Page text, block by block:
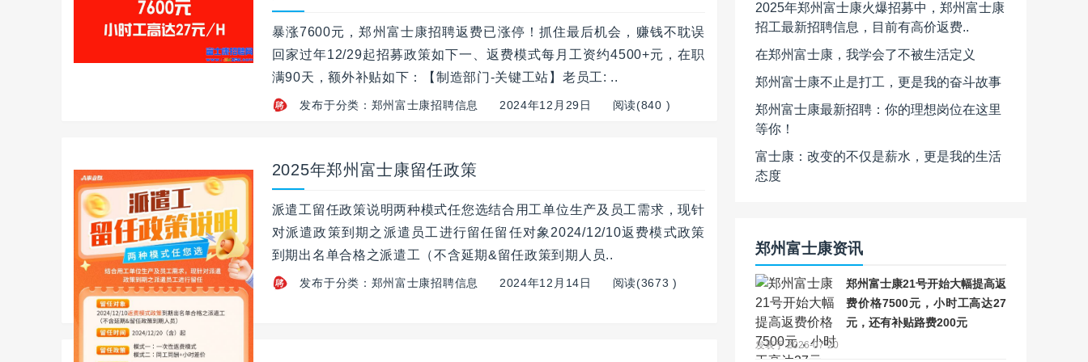
暴涨7600元，郑州富士康招聘返费已涨停！抓住最后机会，赚钱不耽误
回家过年12/29起招募政策如下一、返费模式每月工资约4500+元，在职
满90天，额外补贴如下：【制造部门-关键工站】老员工: ..
发布于分类： 郑州富士康招聘信息 2024年12月29日 阅读(840 )
2025年郑州富士康留任政策
派遣工留任政策说明两种模式任您选结合用工单位生产及员工需求，现针
对派遣政策到期之派遣员工进行留任留任对象2024/12/10返费模式政策
到期出名单合格之派遣工（不含延期&留任政策到期人员..
发布于分类： 郑州富士康招聘信息 2024年12月14日 阅读(3673 )
2025年郑州富士康火爆招募中，郑州富士康
招工最新招聘信息，目前有高价返费..
在郑州富士康，我学会了不被生活定义
郑州富士康不止是打工，更是我的奋斗故事
郑州富士康最新招聘：你的理想岗位在这里
等你！
富士康：改变的不仅是薪水，更是我的生活
态度
郑州富士康资讯
郑州富士康21号开始大幅提高返
费价格7500元，小时工高达27
元，还有补贴路费200元
发表于 2026-07-20